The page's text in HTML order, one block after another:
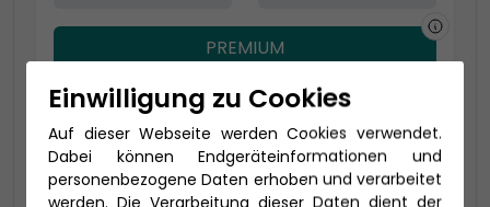
PREMIUM
Einwilligung zu Cookies
Auf dieser Webseite werden Cookies verwendet.
Dabei können Endgeräteinformationen und
personenbezogene Daten erhoben und verarbeitet
werden. Die Verarbeitung dieser Daten dient der